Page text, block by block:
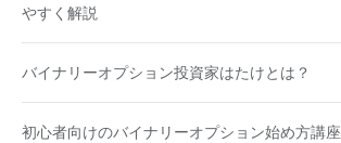
やすく解説
バイナリーオプション投資家はたけとは？
初心者向けのバイナリーオプション始め方講座